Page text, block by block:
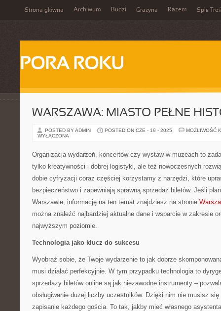
Strona główna Archiwum Budzi Grażyna Razem Spis
PORA ROKU
WARSZAWA: MIASTO PEŁNE
POSTED BY ADMIN POSTED ON CZE - 19 - 2025
MOŻLIWOŚĆ
WYŁĄCZONA
Organizacja wydarzeń, koncertów czy wystaw w muzeach to
tylko kreatywności i dobrej logistyki, ale też nowoczesnych
dobie cyfryzacji coraz częściej korzystamy z narzędzi, które
bezpieczeństwo i zapewniają sprawną sprzedaż biletów. Jeśli
Warszawie, informację na ten temat znajdziesz na stronie
można znaleźć najbardziej aktualne dane i wsparcie w zakresie
najwyższym poziomie.
Technologia jako klucz do sukcesu
Wyobraź sobie, że Twoje wydarzenie to jak dobrze
musi działać perfekcyjnie. W tym przypadku technologia to
sprzedaży biletów online są jak niezawodne instrumenty –
obsługiwanie dużej liczby uczestników. Dzięki nim nie musisz
zapisanie każdego gościa. To tak, jakby mieć własnego